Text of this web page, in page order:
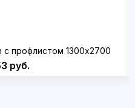
профлистом 1300x2700
руб.